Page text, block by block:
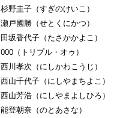
杉野圭子（すぎのけいこ）
瀬戸國勝（せとくにかつ）
田坂香代子（たさかかよこ）
000（トリプル・オゥ）
西川孝次（にしかわこうじ）
西山千代子（にしやまちよこ）
西山芳浩（にしやまよしひろ）
能登朝奈（のとあさな）